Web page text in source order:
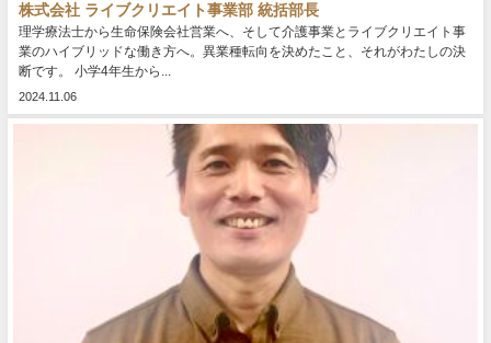
株式会社 ライブクリエイト事業部 統括部長
理学療法士から生命保険会社営業へ、そして介護事業とライブクリエイト事
業のハイブリッドな働き方へ。異業種転向を決めたこと、それがわたしの決
断です。 小学4年生から...
2024.11.06